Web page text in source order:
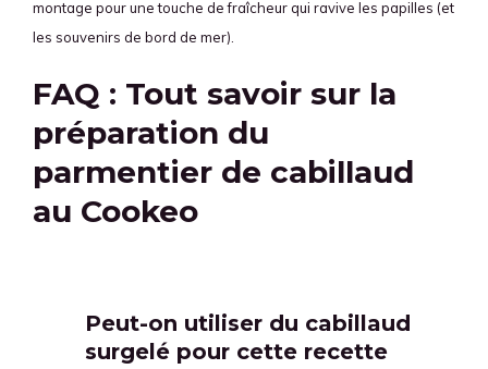
montage pour une touche de fraîcheur qui ravive les papilles (et
les souvenirs de bord de mer).
FAQ : Tout savoir sur la
préparation du
parmentier de cabillaud
au Cookeo
Peut-on utiliser du cabillaud
surgelé pour cette recette